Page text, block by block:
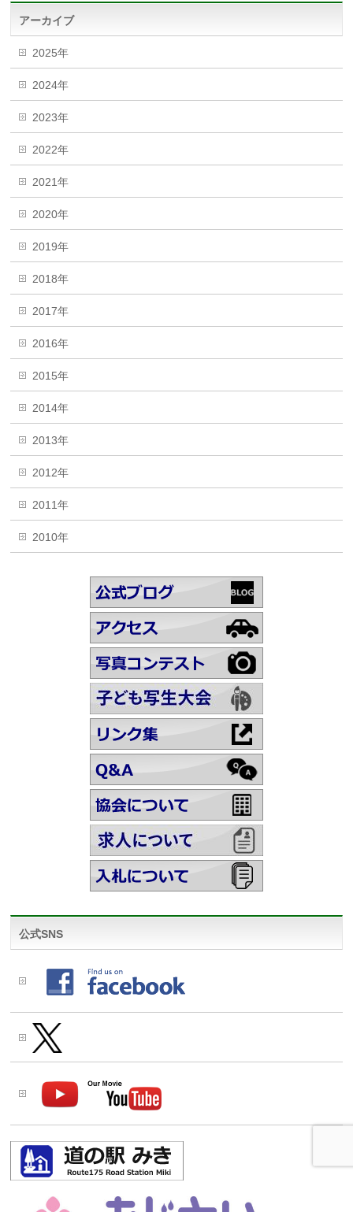
アーカイブ
2025年
2024年
2023年
2022年
2021年
2020年
2019年
2018年
2017年
2016年
2015年
2014年
2013年
2012年
2011年
2010年
公式SNS